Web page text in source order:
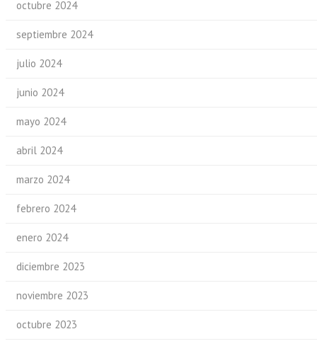
octubre 2024
septiembre 2024
julio 2024
junio 2024
mayo 2024
abril 2024
marzo 2024
febrero 2024
enero 2024
diciembre 2023
noviembre 2023
octubre 2023